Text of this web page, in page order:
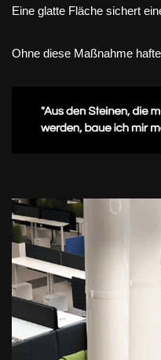
Eine glatte Fläche sichert
Ohne diese Maßnahme